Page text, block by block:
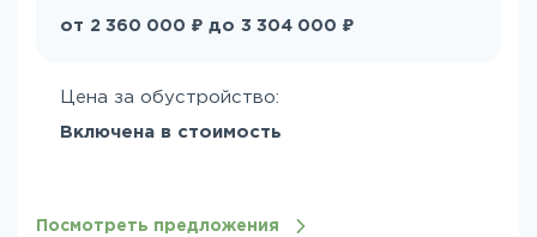
от 2 360 000 ₽ до 3 304 000 ₽
Цена за обустройство:
Включена в стоимость
Посмотреть предложения